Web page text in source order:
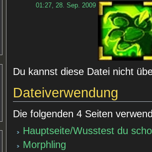
01:27, 28. Sep. 2009
Du kannst diese Datei nicht
Dateiverwendung
Die folgenden 4 Seiten
Hauptseite/Wusstest du
Morphling